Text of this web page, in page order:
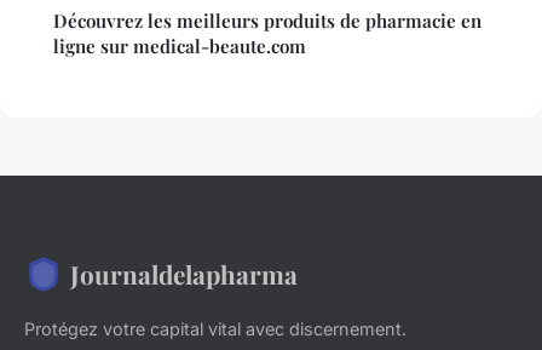
Découvrez les meilleurs produits de pharmacie en
ligne sur medical-beaute.com
Journaldelapharma
Protégez votre capital vital avec discernement.